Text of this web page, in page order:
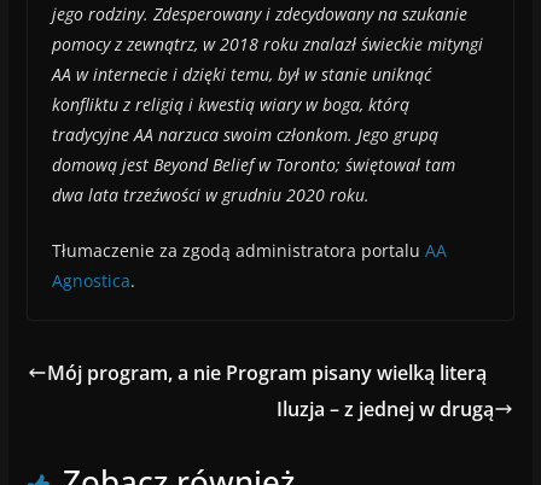
jego rodziny. Zdesperowany i zdecydowany na szukanie
pomocy z zewnątrz, w 2018 roku znalazł świeckie mityngi
AA w internecie i dzięki temu, był w stanie uniknąć
konfliktu z religią i kwestią wiary w boga, którą
tradycyjne AA narzuca swoim członkom. Jego grupą
domową jest Beyond Belief w Toronto; świętował tam
dwa lata trzeźwości w grudniu 2020 roku.
Tłumaczenie za zgodą administratora portalu AA
Agnostica.
Mój program, a nie Program pisany wielką literą
Iluzja – z jednej w drugą